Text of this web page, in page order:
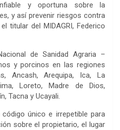
y oportuna sobre la
y así prevenir riesgos contra
titular del MIDAGRI, Federico
de Sanidad Agraria –
y porcinos en las regiones
Ancash, Arequipa, Ica, La
Loreto, Madre de Dios,
Tacna y Ucayali.
único e irrepetible para
sobre el propietario, el lugar